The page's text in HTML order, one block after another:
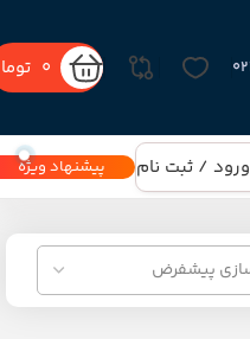
0
ورود / ثبت نام
پیشنهاد ویژه